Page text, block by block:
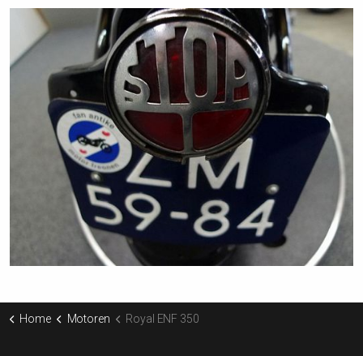
Home Motoren Royal ENF 350